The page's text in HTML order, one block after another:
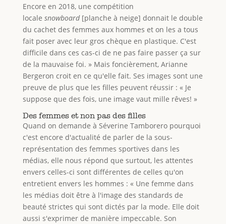
Encore en 2018, une compétition
locale snowboard [planche à neige] donnait le double
du cachet des femmes aux hommes et on les a tous
fait poser avec leur gros chèque en plastique. C'est
difficile dans ces cas-ci de ne pas faire passer ça sur
de la mauvaise foi. » Mais foncièrement, Arianne
Bergeron croit en ce qu'elle fait. Ses images sont une
preuve de plus que les filles peuvent réussir : « Je
suppose que des fois, une image vaut mille rêves! »
Des femmes et non pas des filles
Quand on demande à Séverine Tamborero pourquoi
c'est encore d'actualité de parler de la sous-
représentation des femmes sportives dans les
médias, elle nous répond que surtout, les attentes
envers celles-ci sont différentes de celles qu'on
entretient envers les hommes : « Une femme dans
les médias doit être à l'image des standards de
beauté strictes qui sont dictés par la mode. Elle doit
aussi s'exprimer de manière impeccable. Son